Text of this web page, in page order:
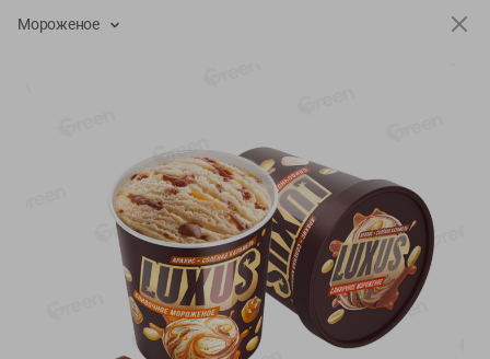
20шт в уп
Показать 15-28 из 76
Каталог товаров
Специально для вас
Мороженое